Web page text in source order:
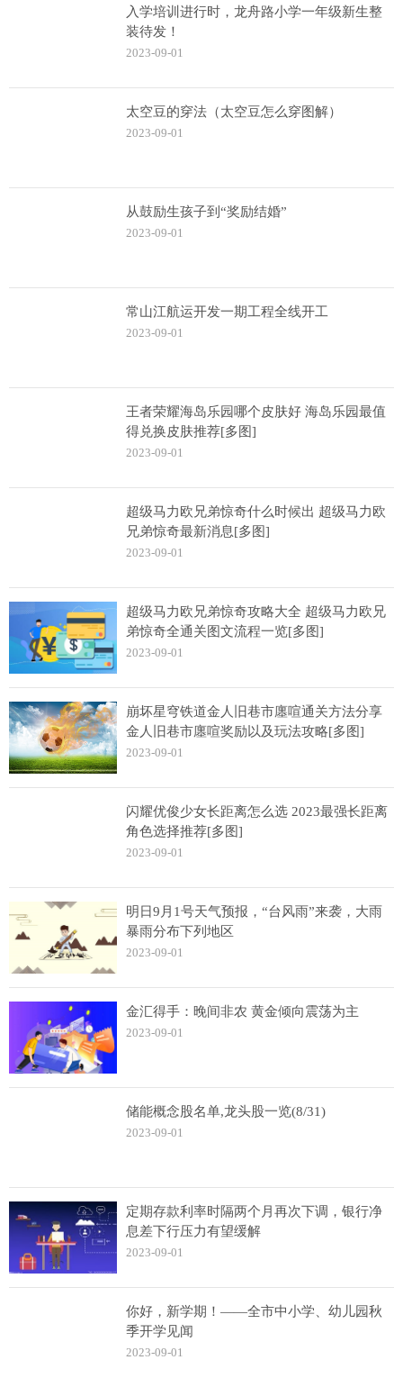
入学培训进行时，龙舟路小学一年级新生整
装待发！
2023-09-01
太空豆的穿法（太空豆怎么穿图解）
2023-09-01
从鼓励生孩子到“奖励结婚”
2023-09-01
常山江航运开发一期工程全线开工
2023-09-01
王者荣耀海岛乐园哪个皮肤好 海岛乐园最值
得兑换皮肤推荐[多图]
2023-09-01
超级马力欧兄弟惊奇什么时候出 超级马力欧
兄弟惊奇最新消息[多图]
2023-09-01
超级马力欧兄弟惊奇攻略大全 超级马力欧兄
弟惊奇全通关图文流程一览[多图]
2023-09-01
崩坏星穹铁道金人旧巷市廛喧通关方法分享
金人旧巷市廛喧奖励以及玩法攻略[多图]
2023-09-01
闪耀优俊少女长距离怎么选 2023最强长距离
角色选择推荐[多图]
2023-09-01
明日9月1号天气预报，“台风雨”来袭，大雨
暴雨分布下列地区
2023-09-01
金汇得手：晚间非农 黄金倾向震荡为主
2023-09-01
储能概念股名单,龙头股一览(8/31)
2023-09-01
定期存款利率时隔两个月再次下调，银行净
息差下行压力有望缓解
2023-09-01
你好，新学期！——全市中小学、幼儿园秋
季开学见闻
2023-09-01